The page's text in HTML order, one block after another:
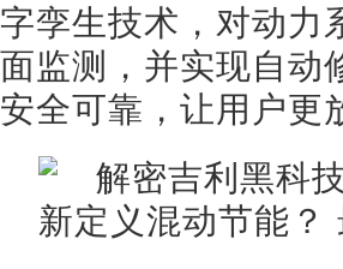
字孪生技术，对动力
面监测，并实现自动
安全可靠，让用户更